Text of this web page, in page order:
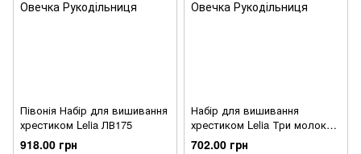
Півонія Набір для вишивання
хрестиком Lelia ЛВ175
918.00 грн
Набір для вишивання
хрестиком Lelia Три молока
ЛВ139
702.00 грн